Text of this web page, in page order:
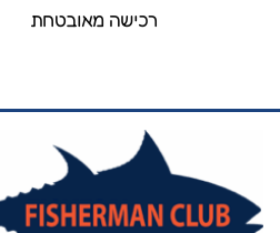
רכישה מאובטחת